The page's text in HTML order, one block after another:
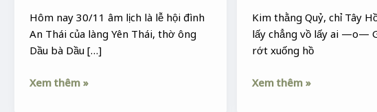
Hôm nay 30/11 âm lịch là lễ hội đình
An Thái của làng Yên Thái, thờ ông
Dầu bà Dầu […]
Xem thêm »
Kim thằng Quỷ, chỉ Tây
lấy chẳng vồ lấy ai —o—
rớt xuống hồ
Xem thêm »